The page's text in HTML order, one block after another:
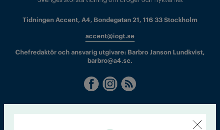
Tidningen Accent, A4, Bondegatan 21, 116 33 Stockholm
accent@iogt.se
Chefredaktör och ansvarig utgivare: Barbro Janson Lundkvist,
barbro@a4.se.